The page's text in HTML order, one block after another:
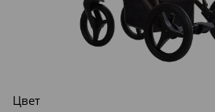
Цвет